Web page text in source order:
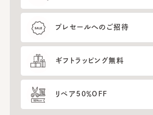
プレセールへのご招待
ギフトラッピング無料
リペア50％OFF